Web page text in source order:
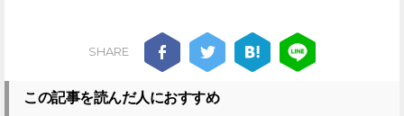
SHARE
この記事を読んだ人におすすめ